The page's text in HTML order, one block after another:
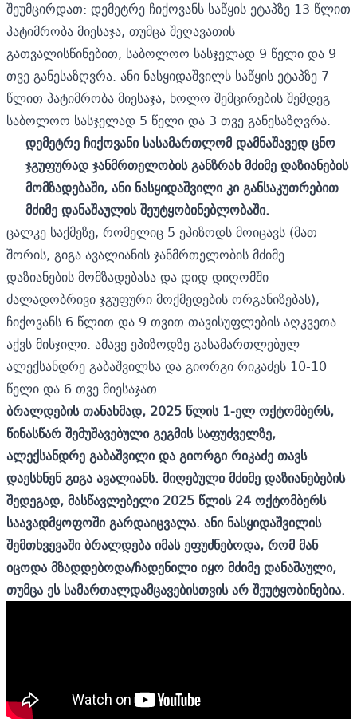
შეუმცირდათ: დემეტრე ჩიქოვანს საწყის ეტაპზე 13 წლით
პატიმრობა მიესაჯა, თუმცა შეღავათის
გათვალისწინებით, საბოლოო სასჯელად 9 წელი და 9
თვე განესაზღვრა. ანი ნასყიდაშვილს საწყის ეტაპზე 7
წლით პატიმრობა მიესაჯა, ხოლო შემცირების შემდეგ
საბოლოო სასჯელად 5 წელი და 3 თვე განესაზღვრა.
დემეტრე ჩიქოვანი სასამართლომ დამნაშავედ ცნო
ჯგუფურად ჯანმრთელობის განზრახ მძიმე დაზიანების
მომზადებაში, ანი ნასყიდაშვილი კი განსაკუთრებით
მძიმე დანაშაულის შეუტყობინებლობაში.
ცალკე საქმეზე, რომელიც 5 ეპიზოდს მოიცავს (მათ
შორის, გიგა ავალიანის ჯანმრთელობის მძიმე
დაზიანების მომზადებასა და დიდ დიღომში
ძალადობრივი ჯგუფური მოქმედების ორგანიზებას),
ჩიქოვანს 6 წლით და 9 თვით თავისუფლების აღკვეთა
აქვს მისჯილი. ამავე ეპიზოდზე გასამართლებულ
ალექსანდრე გაბაშვილსა და გიორგი რიკაძეს 10-10
წელი და 6 თვე მიესაჯათ.
ბრალდების თანახმად, 2025 წლის 1-ელ ოქტომბერს,
წინასწარ შემუშავებული გეგმის საფუძველზე,
ალექსანდრე გაბაშვილი და გიორგი რიკაძე თავს
დაესხნენ გიგა ავალიანს. მიღებული მძიმე დაზიანებების
შედეგად, მასწავლებელი 2025 წლის 24 ოქტომბერს
საავადმყოფოში გარდაიცვალა. ანი ნასყიდაშვილის
შემთხვევაში ბრალდება იმას ეფუძნებოდა, რომ მან
იცოდა მზადდებოდა/ჩადენილი იყო მძიმე დანაშაული,
თუმცა ეს სამართალდამცავებისთვის არ შეუტყობინებია.